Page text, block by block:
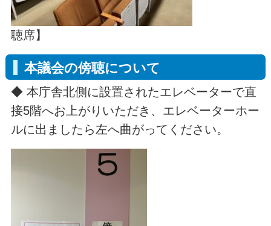
聴席】
本議会の傍聴について
◆ 本庁舎北側に設置されたエレベーターで直
接5階へお上がりいただき、エレベーターホー
ルに出ましたら左へ曲がってください。